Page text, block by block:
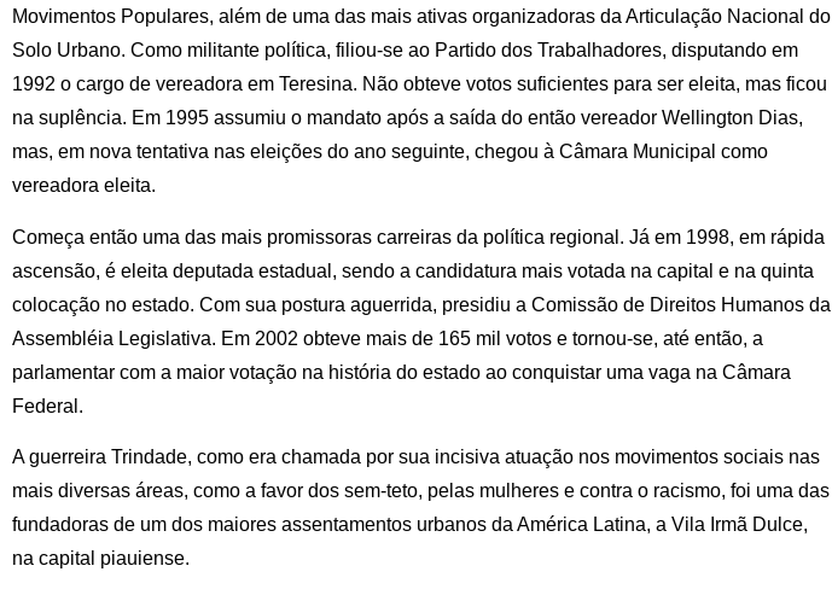
Movimentos Populares, além de uma das mais ativas organizadoras da Articulação Nacional do
Solo Urbano. Como militante política, filiou-se ao Partido dos Trabalhadores, disputando em
1992 o cargo de vereadora em Teresina. Não obteve votos suficientes para ser eleita, mas ficou
na suplência. Em 1995 assumiu o mandato após a saída do então vereador Wellington Dias,
mas, em nova tentativa nas eleições do ano seguinte, chegou à Câmara Municipal como
vereadora eleita.
Começa então uma das mais promissoras carreiras da política regional. Já em 1998, em rápida
ascensão, é eleita deputada estadual, sendo a candidatura mais votada na capital e na quinta
colocação no estado. Com sua postura aguerrida, presidiu a Comissão de Direitos Humanos da
Assembléia Legislativa. Em 2002 obteve mais de 165 mil votos e tornou-se, até então, a
parlamentar com a maior votação na história do estado ao conquistar uma vaga na Câmara
Federal.
A guerreira Trindade, como era chamada por sua incisiva atuação nos movimentos sociais nas
mais diversas áreas, como a favor dos sem-teto, pelas mulheres e contra o racismo, foi uma das
fundadoras de um dos maiores assentamentos urbanos da América Latina, a Vila Irmã Dulce,
na capital piauiense.